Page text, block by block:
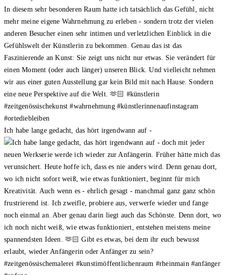
Ich habe lange gedacht, das hört irgendwann auf -